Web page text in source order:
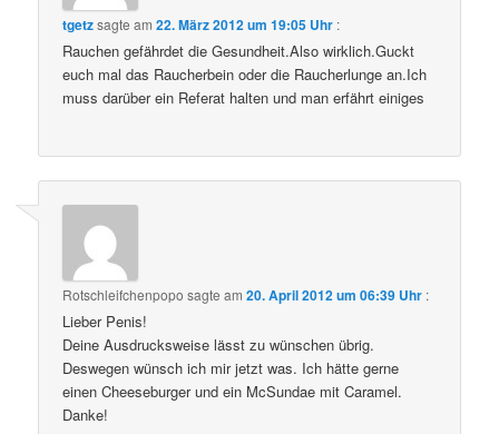
tgetzsagte am22. März 2012 um 19:05 Uhr :
Rauchen gefährdet die Gesundheit.Also wirklich.Guckt
euch mal das Raucherbein oder die Raucherlunge an.Ich
muss darüber ein Referat halten und man erfährt einiges
Rotschleifchenpopo sagte am20. April 2012 um 06:39 Uhr :
Lieber Penis!
Deine Ausdrucksweise lässt zu wünschen übrig.
Deswegen wünsch ich mir jetzt was. Ich hätte gerne
einen Cheeseburger und ein McSundae mit Caramel.
Danke!